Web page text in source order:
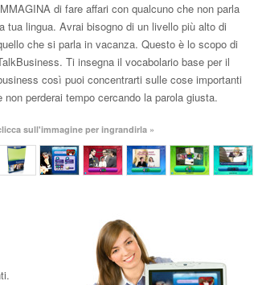
di fare affari con qualcuno che non parla
tua lingua. Avrai bisogno di un livello più alto di
che si parla in vacanza. Questo è lo scopo di
Ti insegna il vocabolario base per il
così puoi concentrarti sulle cose importanti
non perderai tempo cercando la parola giusta.
sull'immagine per ingrandirla »